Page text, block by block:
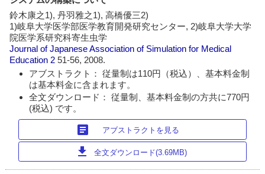
鈴木康之1), 丹羽雅之1), 高橋優三2)
1)岐阜大学医学部医学教育開発研究センター, 2)岐阜大学大学
院医学系研究科寄生虫学
Journal of Japanese Association of Simulation for Medical
Education 251-56, 2008.
アブストラクト： 従量制は110円（税込）、基本料金制
は基本料金に含まれます。
全文ダウンロード： 従量制、基本料金制の方共に770円
(税込) です。
article アブストラクトを見る
download 全文ダウンロード(3.69MB)